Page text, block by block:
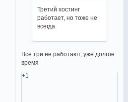
Третий хостинг
работает, но тоже не
всегда.
Все три не работают, уже долгое
время
+1